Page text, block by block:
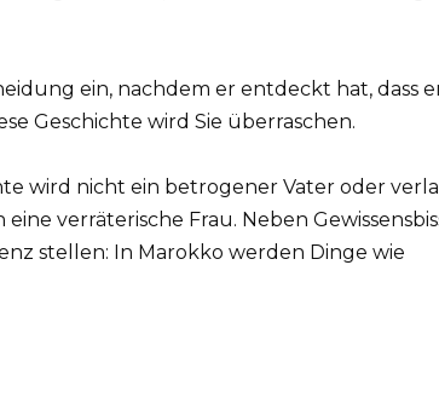
wird nicht ein betrogener Vater oder
verräterische Frau. Neben
stellen: In Marokko werden Dinge wie